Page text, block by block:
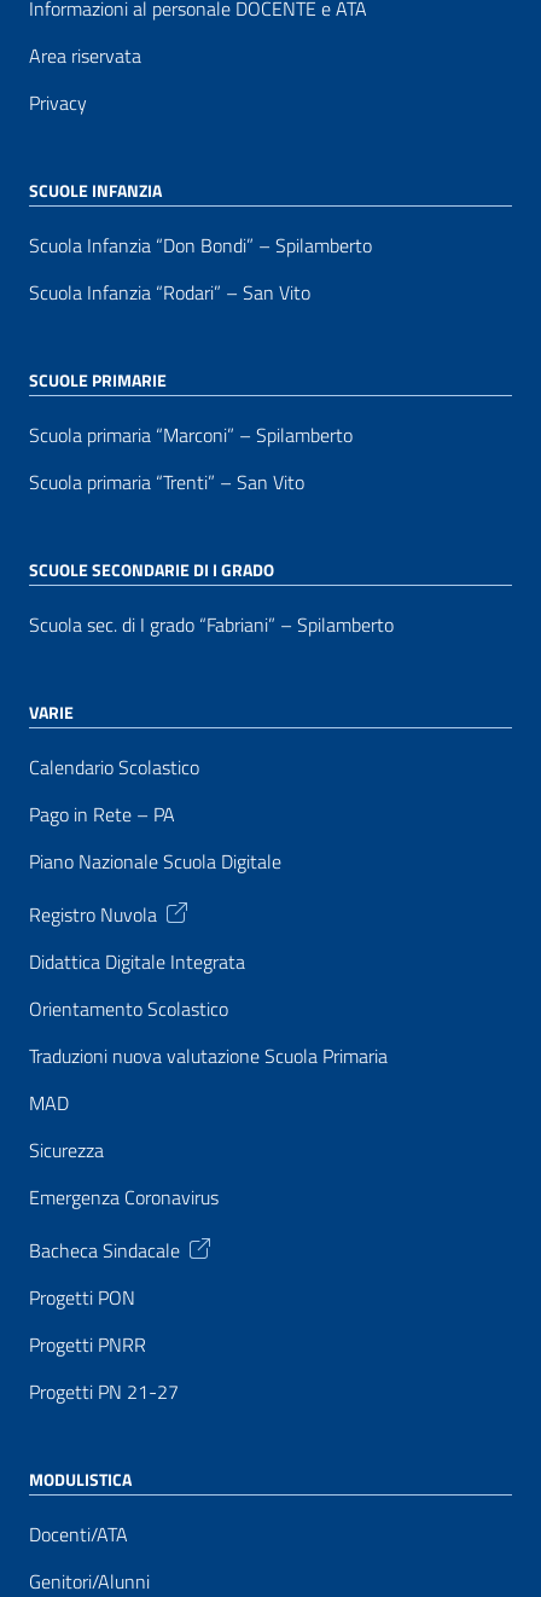
Informazioni al personale DOCENTE e ATA
Area riservata
Privacy
SCUOLE INFANZIA
Scuola Infanzia “Don Bondi” – Spilamberto
Scuola Infanzia “Rodari” – San Vito
SCUOLE PRIMARIE
Scuola primaria “Marconi” – Spilamberto
Scuola primaria “Trenti” – San Vito
SCUOLE SECONDARIE DI I GRADO
Scuola sec. di I grado “Fabriani” – Spilamberto
VARIE
Calendario Scolastico
Pago in Rete – PA
Piano Nazionale Scuola Digitale
Registro Nuvola
Didattica Digitale Integrata
Orientamento Scolastico
Traduzioni nuova valutazione Scuola Primaria
MAD
Sicurezza
Emergenza Coronavirus
Bacheca Sindacale
Progetti PON
Progetti PNRR
Progetti PN 21-27
MODULISTICA
Docenti/ATA
Genitori/Alunni